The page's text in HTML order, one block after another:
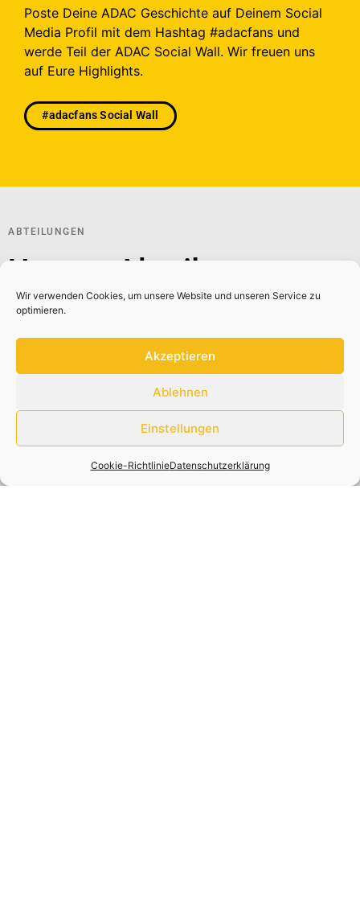
Wir verwenden Cookies, um unsere Website und unseren Service zu
optimieren.
Akzeptieren
Ablehnen
Einstellungen
Cookie-RichtlinieDatenschutzerklärung
Poste Deine ADAC Geschichte auf Deinem Social
Media Profil mit dem Hashtag #adacfans und
werde Teil der ADAC Social Wall. Wir freuen uns
auf Eure Highlights.
#adacfans Social Wall
ABTEILUNGEN
Unsere Abteilungen
Unsere Abteilungen teilen sich in Fit & Gesund, Kultur, Sport
sowie Sport & Aktivitäten in den Regionen auf. Jede
körperlichen und geistigen Ausgleich an, sodass für jeden
was passendes vorhanden ist.